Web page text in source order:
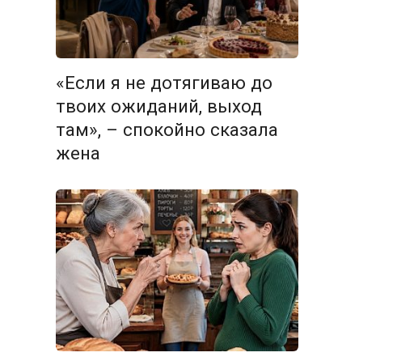
«Если я не дотягиваю до
твоих ожиданий, выход
там», – спокойно сказала
жена